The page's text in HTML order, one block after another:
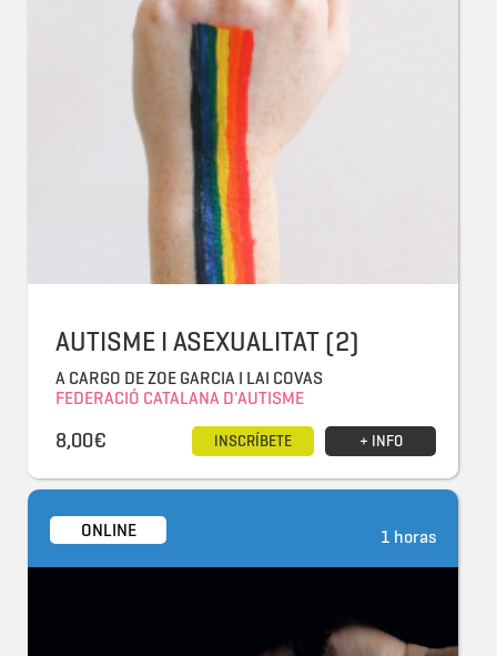
AUTISME I ASEXUALITAT (2)
A CARGO DE ZOE GARCIA I LAI COVAS
FEDERACIÓ CATALANA D'AUTISME
8,00€ + INFO
INSCRÍBETE
1 horas
ONLINE